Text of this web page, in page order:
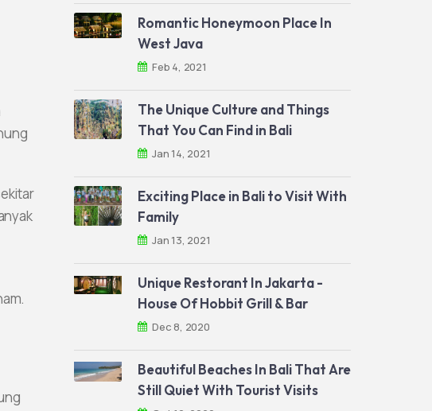
Romantic Honeymoon Place In
West Java
Feb 4, 2021
The Unique Culture and Things
That You Can Find in Bali
Jan 14, 2021
Exciting Place in Bali to Visit With
Family
Jan 13, 2021
Unique Restorant In Jakarta -
House Of Hobbit Grill & Bar
Dec 8, 2020
Beautiful Beaches In Bali That Are
Still Quiet With Tourist Visits